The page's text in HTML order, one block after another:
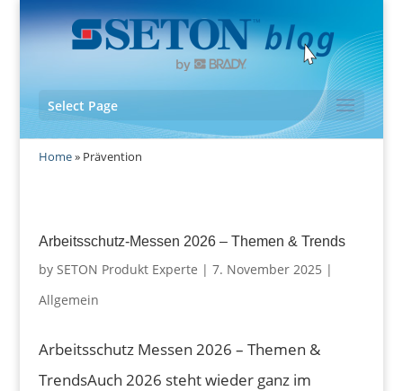
Select Page
Home» Prävention
Arbeitsschutz-Messen 2026 – Themen & Trends
by SETON Produkt Experte | 7. November 2025 |
Allgemein
Arbeitsschutz Messen 2026 – Themen &
TrendsAuch 2026 steht wieder ganz im